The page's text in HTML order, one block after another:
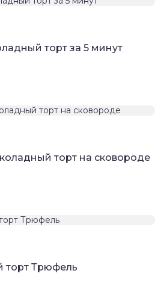
торт за 5 минут
торт на сковороде
торт Трюфель